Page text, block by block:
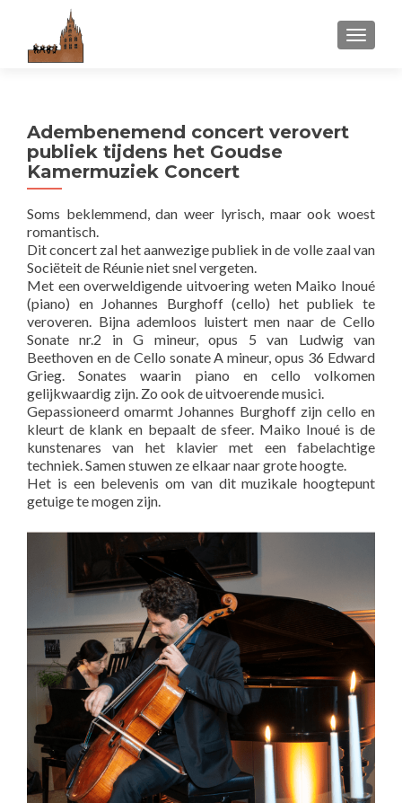
Adembenemend concert verovert
publiek tijdens het Goudse
Kamermuziek Concert
Soms beklemmend, dan weer lyrisch, maar ook woest
romantisch.
Dit concert zal het aanwezige publiek in de volle zaal van
Sociëteit de Réunie niet snel vergeten.
Met een overweldigende uitvoering weten Maiko Inoué
(piano) en Johannes Burghoff (cello) het publiek te
veroveren. Bijna ademloos luistert men naar de Cello
Sonate nr.2 in G mineur, opus 5 van Ludwig van
Beethoven en de Cello sonate A mineur, opus 36 Edward
Grieg. Sonates waarin piano en cello volkomen
gelijkwaardig zijn. Zo ook de uitvoerende musici.
Gepassioneerd omarmt Johannes Burghoff zijn cello en
kleurt de klank en bepaalt de sfeer. Maiko Inoué is de
kunstenares van het klavier met een fabelachtige
techniek. Samen stuwen ze elkaar naar grote hoogte.
Het is een belevenis om van dit muzikale hoogtepunt
getuige te mogen zijn.